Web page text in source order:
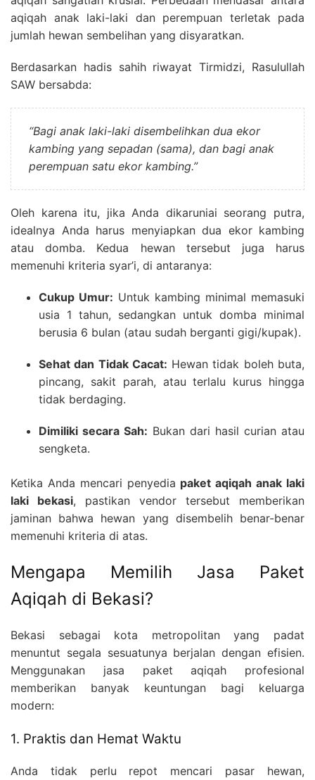
aqiqah anak laki-laki dan perempuan terletak pada
jumlah hewan sembelihan yang disyaratkan.
Berdasarkan hadis sahih riwayat Tirmidzi, Rasulullah
SAW bersabda:
“Bagi anak laki-laki disembelihkan dua ekor
kambing yang sepadan (sama), dan bagi anak
perempuan satu ekor kambing.”
Oleh karena itu, jika Anda dikaruniai seorang putra,
idealnya Anda harus menyiapkan dua ekor kambing
atau domba. Kedua hewan tersebut juga harus
memenuhi kriteria syar’i, di antaranya:
Cukup Umur: Untuk kambing minimal memasuki
usia 1 tahun, sedangkan untuk domba minimal
berusia 6 bulan (atau sudah berganti gigi/kupak).
Sehat dan Tidak Cacat: Hewan tidak boleh buta,
pincang, sakit parah, atau terlalu kurus hingga
tidak berdaging.
Dimiliki secara Sah: Bukan dari hasil curian atau
sengketa.
Ketika Anda mencari penyedia paket aqiqah anak laki
laki bekasi, pastikan vendor tersebut memberikan
jaminan bahwa hewan yang disembelih benar-benar
memenuhi kriteria di atas.
Mengapa Memilih Jasa Paket
Aqiqah di Bekasi?
Bekasi sebagai kota metropolitan yang padat
menuntut segala sesuatunya berjalan dengan efisien.
Menggunakan jasa paket aqiqah profesional
memberikan banyak keuntungan bagi keluarga
modern:
1. Praktis dan Hemat Waktu
Anda tidak perlu repot mencari pasar hewan,